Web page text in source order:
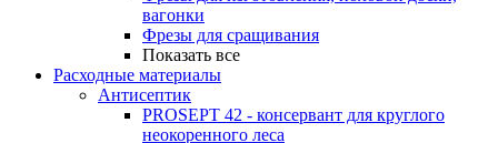
вагонки
Фрезы для сращивания
Показать все
Расходные материалы
Антисептик
PROSEPT 42 - консервант для круглого
неокоренного леса